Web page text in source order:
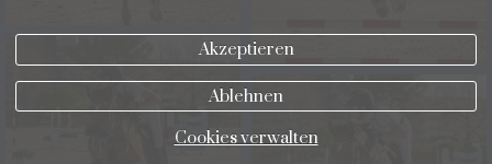
Akzeptieren
Ablehnen
Cookies verwalten